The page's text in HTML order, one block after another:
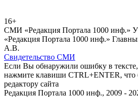
16+
СМИ «Редакция Портала 1000 инф.»
«Редакция Портала 1000 инф.»
А.В.
Свидетельство СМИ
Если Вы обнаружили ошибку в
нажмите клавиши CTRL+ENTER, что
редактору сайта
Редакция Портала 1000 инф., 2009 -